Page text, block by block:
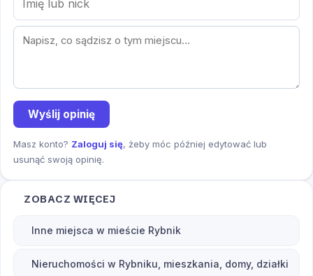
Wyślij opinię
Masz konto? Zaloguj się, żeby móc później edytować lub
usunąć swoją opinię.
ZOBACZ WIĘCEJ
Inne miejsca w mieście Rybnik
Nieruchomości w Rybniku, mieszkania, domy, działki